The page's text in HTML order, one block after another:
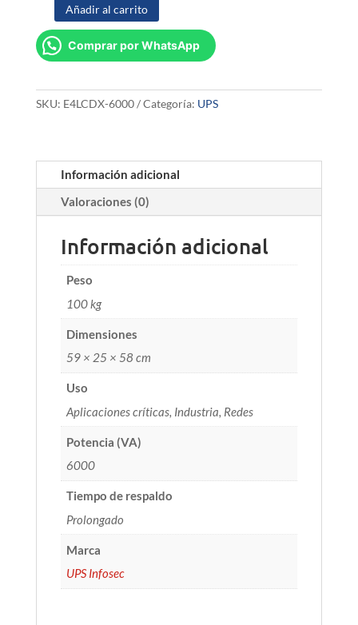
Infosec
E4
LCD
6000
Añadir al carrito
Comprar por WhatsApp
SKU: E4LCDX-6000 Categoría: UPS
Información adicional
Valoraciones (0)
Información adicional
Peso
100 kg
Dimensiones
59 × 25 × 58 cm
Uso
Aplicaciones críticas, Industria, Redes
Potencia (VA)
6000
Tiempo de respaldo
Prolongado
Marca
UPS Infosec